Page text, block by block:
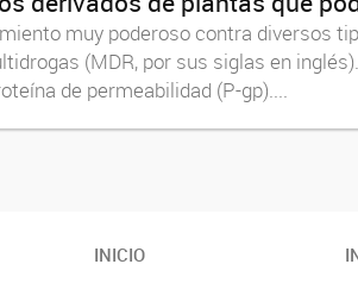
muy poderoso contra diversos
(MDR, por sus siglas en
de permeabilidad (P-gp)....
INICIO